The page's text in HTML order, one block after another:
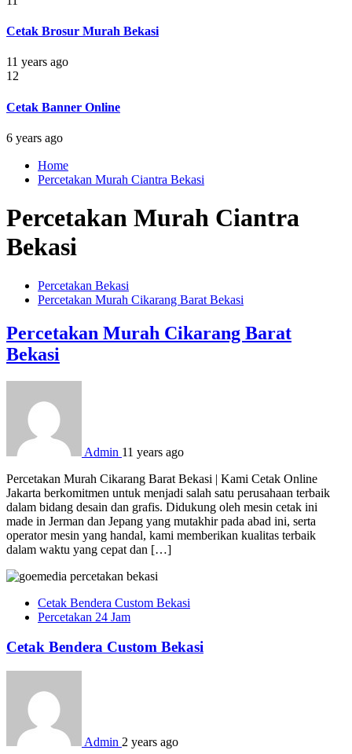
Cetak Brosur Murah Bekasi
11 years ago
12
Cetak Banner Online
6 years ago
Home
Percetakan Murah Ciantra Bekasi
Percetakan Murah Ciantra
Bekasi
Percetakan Bekasi
Percetakan Murah Cikarang Barat Bekasi
Percetakan Murah Cikarang Barat
Bekasi
Admin 11 years ago
Percetakan Murah Cikarang Barat Bekasi | Kami Cetak Online
Jakarta berkomitmen untuk menjadi salah satu perusahaan terbaik
dalam bidang desain dan grafis. Didukung oleh mesin cetak ini
made in Jerman dan Jepang yang mutakhir pada abad ini, serta
operator mesin yang handal, kami memberikan kualitas terbaik
dalam waktu yang cepat dan […]
Cetak Bendera Custom Bekasi
Percetakan 24 Jam
Cetak Bendera Custom Bekasi
Admin 2 years ago